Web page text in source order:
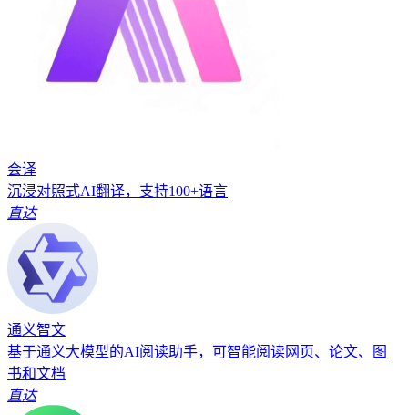
会译
沉浸对照式AI翻译，支持100+语言
直达
通义智文
基于通义大模型的AI阅读助手，可智能阅读网页、论文、图
书和文档
直达